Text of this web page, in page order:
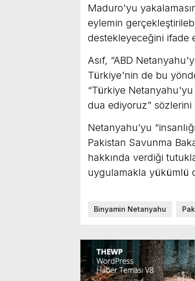
Maduro'yu
eylemin
destekleyeceğini ifade
Asıf, “ABD
Türkiye'nin de bu
“Türkiye Netanyahu'yu
dua ediyoruz” sözlerini
Netanyahu’yu
Pakistan Savunma
hakkında verdiği
uygulamakla yükümlü
Binyamin Netanyahu